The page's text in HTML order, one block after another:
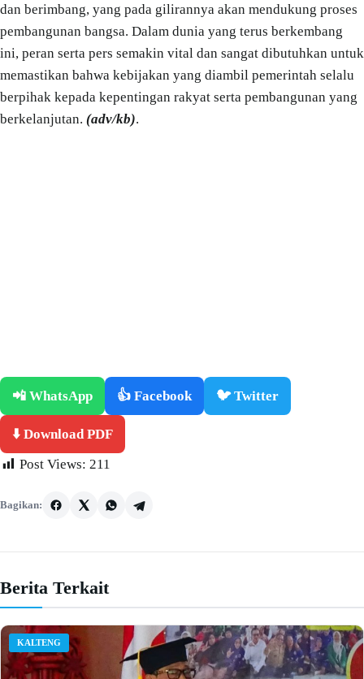
dan berimbang, yang pada gilirannya akan mendukung proses
pembangunan bangsa. Dalam dunia yang terus berkembang
ini, peran serta pers semakin vital dan sangat dibutuhkan untuk
memastikan bahwa kebijakan yang diambil pemerintah selalu
berpihak kepada kepentingan rakyat serta pembangunan yang
berkelanjutan. (adv/kb).
📲 WhatsApp 👍 Facebook 🐦 Twitter
⬇️ Download PDF
Post Views: 211
Bagikan:
Berita Terkait
KALTENG